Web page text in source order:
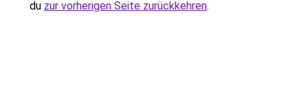
du zur vorherigen Seite zurückkehren.